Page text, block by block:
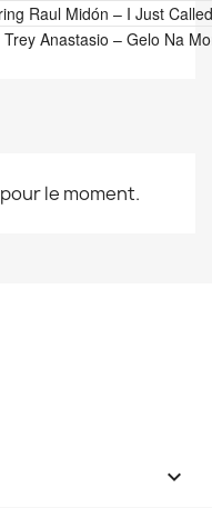
–
Raul Midón
I Just
–
Anastasio Gelo Na
le moment.
